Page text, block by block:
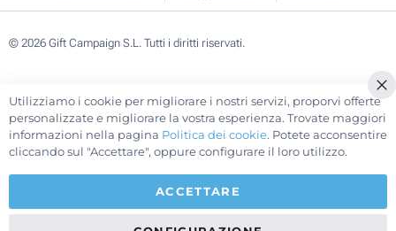
© 2026 Gift Campaign S.L. Tutti i diritti riservati.
Utilizziamo i cookie per migliorare i nostri servizi, proporvi offerte
personalizzate e migliorare la vostra esperienza. Trovate maggiori
informazioni nella pagina Politica dei cookie. Potete acconsentire
cliccando sul "Accettare", oppure configurare il loro utilizzo.
ACCETTARE